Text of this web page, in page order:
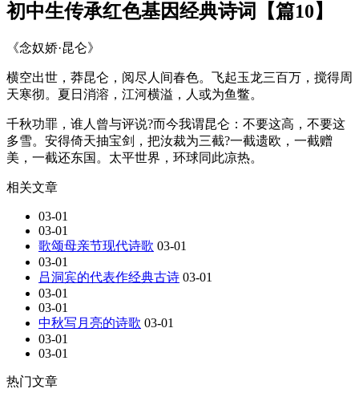
初中生传承红色基因经典诗词【篇10】
《念奴娇·昆仑》
横空出世，莽昆仑，阅尽人间春色。飞起玉龙三百万，搅得周
天寒彻。夏日消溶，江河横溢，人或为鱼鳖。
千秋功罪，谁人曾与评说?而今我谓昆仑：不要这高，不要这
多雪。安得倚天抽宝剑，把汝裁为三截?一截遗欧，一截赠
美，一截还东国。太平世界，环球同此凉热。
相关文章
03-01
03-01
歌颂母亲节现代诗歌 03-01
03-01
吕洞宾的代表作经典古诗 03-01
03-01
03-01
中秋写月亮的诗歌 03-01
03-01
03-01
热门文章